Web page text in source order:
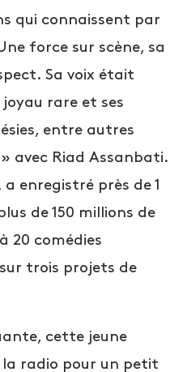
qui connaissent par
force sur scène, sa
Sa voix était
rare et ses
entre autres
avec Riad Assanbati.
enregistré près de 1
de 150 millions de
20 comédies
trois projets de
cette jeune
radio pour un petit